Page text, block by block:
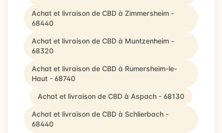
Achat et livraison de CBD à Zimmersheim -
68440
Achat et livraison de CBD à Muntzenheim -
68320
Achat et livraison de CBD à Rumersheim-le-
Haut - 68740
Achat et livraison de CBD à Aspach - 68130
Achat et livraison de CBD à Schlierbach -
68440